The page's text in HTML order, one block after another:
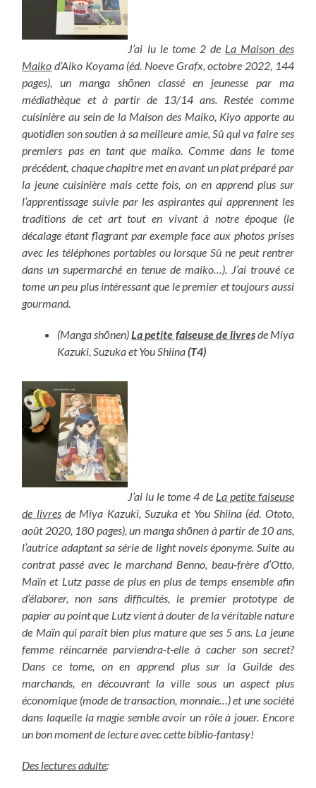
J’ai lu le tome 2 de La Maison des
Maiko d’Aiko Koyama (éd. Noeve Grafx, octobre 2022, 144
pages), un manga shōnen classé en jeunesse par ma
médiathèque et à partir de 13/14 ans. Restée comme
cuisinière au sein de la Maison des Maiko, Kiyo apporte au
quotidien son soutien à sa meilleure amie, Sû qui va faire ses
premiers pas en tant que maiko. Comme dans le tome
précédent, chaque chapitre met en avant un plat préparé par
la jeune cuisinière mais cette fois, on en apprend plus sur
l’apprentissage suivie par les aspirantes qui apprennent les
traditions de cet art tout en vivant à notre époque (le
décalage étant flagrant par exemple face aux photos prises
avec les téléphones portables ou lorsque Sû ne peut rentrer
dans un supermarché en tenue de maiko…). J’ai trouvé ce
tome un peu plus intéressant que le premier et toujours aussi
gourmand.
(Manga shōnen) La petite faiseuse de livresde Miya
Kazuki, Suzuka et You Shiina(T4)
J’ai lu le tome 4 de La petite faiseuse
de livresde Miya Kazuki, Suzuka et You Shiina (éd. Ototo,
août 2020, 180 pages), un manga shōnen à partir de 10 ans,
l’autrice adaptant sa série de light novels éponyme. Suite au
contrat passé avec le marchand Benno, beau-frère d’Otto,
Maïn et Lutz passe de plus en plus de temps ensemble afin
d’élaborer, non sans difficultés, le premier prototype de
papier au point que Lutz vient à douter de la véritable nature
de Maïn qui paraît bien plus mature que ses 5 ans. La jeune
femme réincarnée parviendra-t-elle à cacher son secret?
Dans ce tome, on en apprend plus sur la Guilde des
marchands, en découvrant la ville sous un aspect plus
économique (mode de transaction, monnaie…) et une société
dans laquelle la magie semble avoir un rôle à jouer. Encore
un bon moment de lecture avec cette biblio-fantasy!
Des lectures adulte: